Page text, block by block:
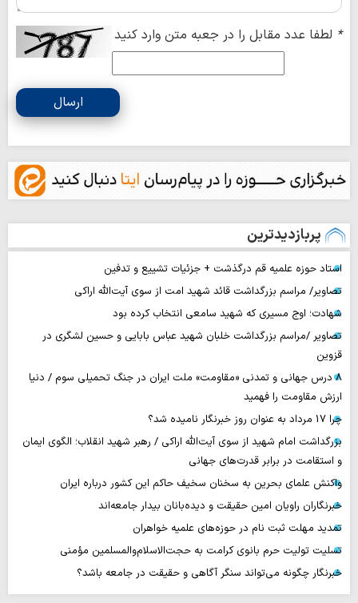
* لطفا عدد مقابل را در جعبه متن وارد کنید
ارسال
پربازدیدترین
استاد حوزه علمیه قم درگذشت + جزئیات تشییع و تدفین
تصاویر/ مراسم بزرگداشت قائد شهید امت از سوی آیت‌الله اراکی
شهادت؛ اوج مسیری که شهید سامعی انتخاب کرده بود
تصاویر /مراسم بزرگداشت خلبان شهید عباس بابایی و حسین لشگری در
قزوین
۸ درس جهانی و تمدنی «مقاومت» ملت ایران در جنگ تحمیلی سوم / دنیا
ارزش مقاومت را فهمید
چرا 17 مرداد به عنوان روز خبرنگار نامیده شد؟
بزرگداشت امام شهید از سوی آیت‌الله اراکی / رهبر شهید انقلاب؛ الگوی ایمان
و استقامت در برابر قدرت‌های جهانی
واکنش علمای بحرین به سخنان سخیف حاکم این کشور درباره ایران
خبرنگاران راویان امین حقیقت و دیده‌بانان بیدار جامعه‌اند
تمدید مهلت ثبت نام در حوزه‌های علمیه خواهران
تسلیت تولیت حرم بانوی کرامت به حجت‌الاسلام‌والمسلمین مؤمنی
خبرنگار چگونه می‌تواند سنگر آگاهی و حقیقت در جامعه باشد؟